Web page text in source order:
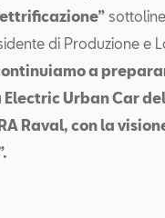
di Produzione e
a
Urban Car
Raval, con la